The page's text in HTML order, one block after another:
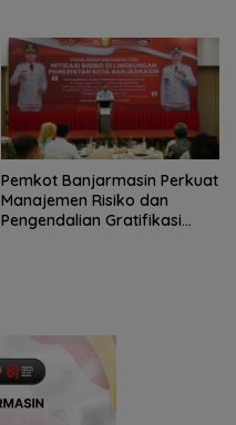
Pemkot Banjarmasin Perkuat
Manajemen Risiko dan
Pengendalian Gratifikasi